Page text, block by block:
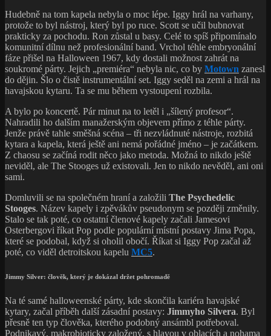
Hudebně na tom kapela nebyla o moc lépe. Iggy hrál na varhany,
protože to byl nástroj, který byl po ruce. Scott se učil bubnovat
prakticky za pochodu. Ron zůstal u basy. Celé to spíš připomínalo
komunitní dílnu než profesionální band. Vrchol téhle embryonální
fáze přišel na Halloween 1967, kdy dostali možnost zahrát na
soukromé párty. Jejich „premiéra“ nebyla nic, co by Motown zanesl
do dějin. Šlo o čistě instrumentální set. Iggy seděl na zemi a hrál na
havajskou kytaru. Ta se mu během vystoupení rozbila.
A bylo po koncertě. Pár minut na to letěl i „šílený profesor“.
Nahradili ho dalším manažerským objevem přímo z téhle párty.
Jenže právě tahle směšná scéna – tři nezvládnuté nástroje, rozbitá
kytara a kapela, která ještě ani nemá pořádné jméno – je začátkem.
Z chaosu se začíná rodit něco jako metoda. Možná to nikdo ještě
neviděl, ale The Stooges už existovali. Jen to nikdo nevěděl, ani oni
sami.
Domluvili se na společném hraní a založili The Psychedelic
Stooges. Název kapely i zpěvákův pseudonym se později změnily.
Stalo se tak poté, co ostatní členové kapely začali Jamesovi
Osterbergovi říkat Pop podle populární místní postavy Jima Popa,
které se podobal, když si oholil obočí. Říkat si Iggy Pop začal až
poté, co viděl detroitskou kapelu MC5.
Jimmy Silver: člověk, který je dokázal držet pohromadě
Na té samé halloweenské párty, kde skončila kariéra havajské
kytary, začal příběh další zásadní postavy: Jimmyho Silvera. Byl
přesně ten typ člověka, kterého podobný ansámbl potřeboval.
Podnikavý, makrobioticky založený, s hlavou v oblacích a nohama